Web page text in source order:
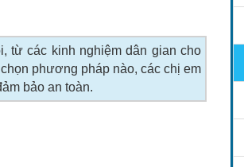
từ các kinh nghiệm dân gian cho
phương pháp nào, các chị em
bảo an toàn.